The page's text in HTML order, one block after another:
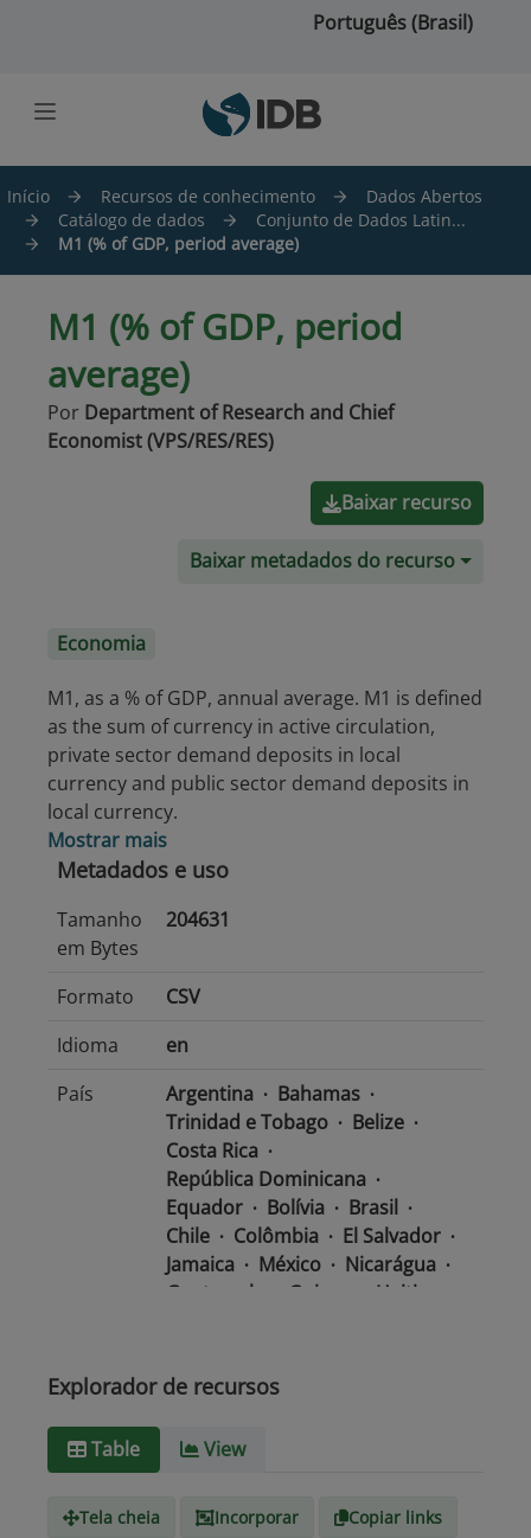
Português (Brasil)
Início Recursos de conhecimento
Dados Abertos
Catálogo de dados
Conjunto de Dados Latin...
M1 (% of GDP, period average)
M1 (% of GDP, period
average)
Por Department of Research and Chief
Economist (VPS/RES/RES)
Baixar recurso
Baixar metadados do recurso
Economia
M1, as a % of GDP, annual average. M1 is defined
as the sum of currency in active circulation,
private sector demand deposits in local
currency and public sector demand deposits in
local currency.
Mostrar mais
Metadados e uso
Tamanho
em Bytes
204631
Formato
CSV
Idioma
en
País
Argentina
Bahamas
Trinidad e Tobago
Belize
Costa Rica
República Dominicana
Equador
Bolívia
Brasil
Chile
Colômbia
El Salvador
Jamaica
México
Nicarágua
Guatemala
Guiana
Haiti
Paraguai
Peru
Tipo de
Mídia
Explorador de recursos
Table View
Tela cheia Incorporar Copiar links